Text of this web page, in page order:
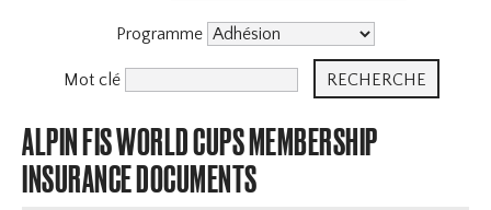
Programme
Mot clé
ALPIN FIS WORLD CUPS MEMBERSHIP
INSURANCE DOCUMENTS